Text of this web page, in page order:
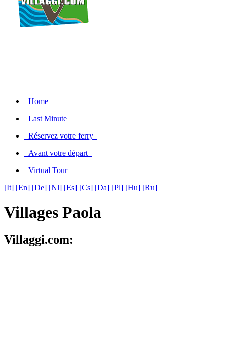
Home
Last Minute
Réservez votre ferry
Avant votre départ
Virtual Tour
[It] [En] [De] [Nl] [Es] [Cs] [Da] [Pl] [Hu] [Ru]
Villages Paola
Villaggi.com: